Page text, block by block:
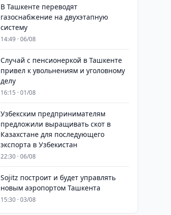
В Ташкенте переводят
газоснабжение на двухэтапную
систему
14:49 · 06/08
Случай с пенсионеркой в Ташкенте
привел к увольнениям и уголовному
делу
16:15 · 01/08
Узбекским предпринимателям
предложили выращивать скот в
Казахстане для последующего
экспорта в Узбекистан
22:30 · 06/08
Sojitz построит и будет управлять
новым аэропортом Ташкента
15:30 · 03/08